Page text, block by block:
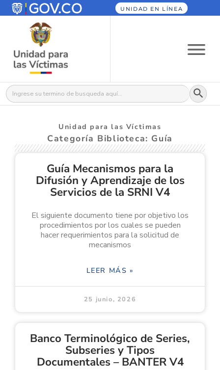
UNIDAD EN LÍNEA
Buscar: Botón
Unidad para las Víctimas
Categoría Biblioteca: Guía
Guía Mecanismos para la
Difusión y Aprendizaje de los
Servicios de la SRNI V4
El siguiente documento tiene por objetivo los
procedimientos por los cuales se pueden
hacer requerimientos para la solicitud de
mecanismos
LEER MÁS »
25 junio, 2026
Banco Terminológico de Series,
Subseries y Tipos
Documentales – BANTER V4